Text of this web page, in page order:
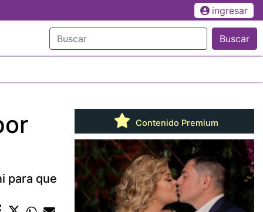
ingresar
Buscar
para que
Contenido Premium